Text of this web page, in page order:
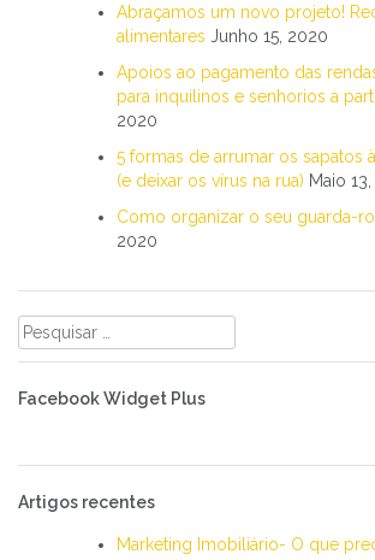
Abraçamos um novo projeto!
alimentares Junho 15, 2020
Apoios ao pagamento das
para inquilinos e senhorios a
2020
5 formas de arrumar os sapatos
(e deixar os vírus na rua) Maio
Como organizar o seu guarda-
2020
Pesquisar
por:
Facebook Widget Plus
Artigos recentes
Marketing Imobiliário- O que